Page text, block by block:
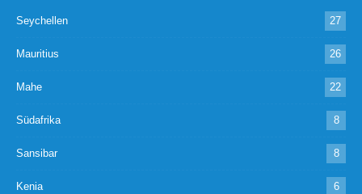
Seychellen 27
Mauritius 26
Mahe 22
Südafrika 8
Sansibar 8
Kenia 6